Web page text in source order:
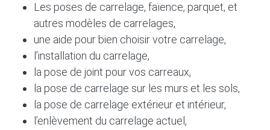
Les poses de carrelage, faïence, parquet, et
autres modèles de carrelages,
une aide pour bien choisir votre carrelage,
l’installation du carrelage,
la pose de joint pour vos carreaux,
la pose de carrelage sur les murs et les sols,
la pose de carrelage extérieur et intérieur,
l’enlèvement du carrelage actuel,